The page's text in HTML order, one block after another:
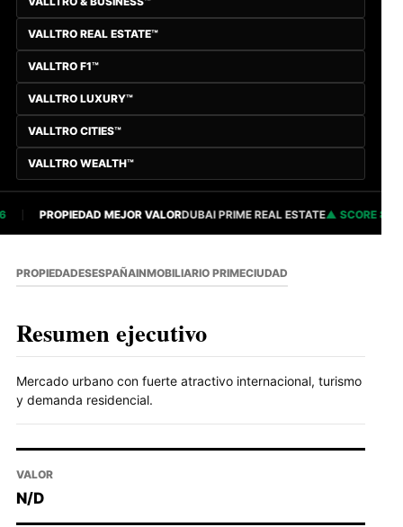
VALLTRO REAL ESTATE™
VALLTRO F1™
VALLTRO LUXURY™
VALLTRO CITIES™
VALLTRO WEALTH™
PROPIEDAD MEJOR VALORDUBAI PRIME REAL ESTATE SCORE 82.84
PROPIEDADESESPAÑAINMOBILIARIO PRIMECIUDAD
Resumen ejecutivo
Mercado urbano con fuerte atractivo internacional, turismo
y demanda residencial.
VALOR
N/D